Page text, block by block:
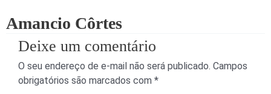
Amancio Côrtes
Deixe um comentário
O seu endereço de e-mail não será publicado. Campos
obrigatórios são marcados com *